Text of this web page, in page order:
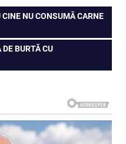
NU CONSUMĂ CARNE
BURTĂ CU